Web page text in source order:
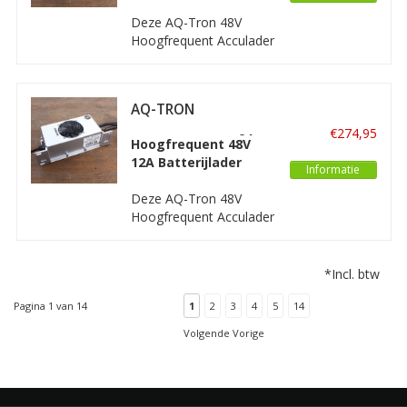
schepen en soortgelijke
toepassingen.
Deze AQ-Tron 48V
Hoogfrequent Acculader
van heftrucks, schaarlift-
zuigmachines,
golfbuggy's, grote
toepassingen.
AQ-TRON
Acculader 48V 12A -
WET
Hoogfrequent 48V
12A Batterijlader
Deze AQ-Tron 48V
Hoogfrequent Acculader
wagens, schrob-
golfbuggy's, grote
€274,95
Informatie
*Incl. btw
Pagina 1 van 14 1 2 3 4 5
14
Volgende Vorige